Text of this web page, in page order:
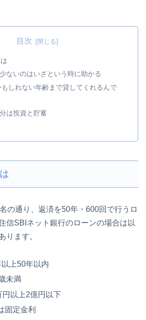
目次
ないのはいざという時に助かる
もしれない年齢まで貸してくれるんで
は投資と貯蓄
の通り、返済を50年・600回で行うロ
信SBIネット銀行のローンの場合は以
ります。
上50年以内
未満
以上2億円以下
固定金利